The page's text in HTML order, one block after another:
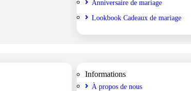
Anniversaire de mariage
Lookbook Cadeaux de mariage
Informations
À propos de nous